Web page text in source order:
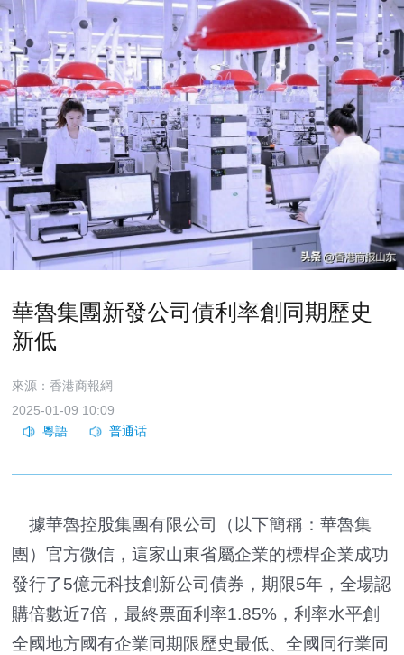
華魯集團新發公司債利率創同期歷史
新低
來源：香港商報網
2025-01-09 10:09
據華魯控股集團有限公司（以下簡稱：華魯集
團）官方微信，這家山東省屬企業的標桿企業成功
發行了5億元科技創新公司債券，期限5年，全場認
購倍數近7倍，最終票面利率1.85%，利率水平創
全國地方國有企業同期限歷史最低、全國同行業同